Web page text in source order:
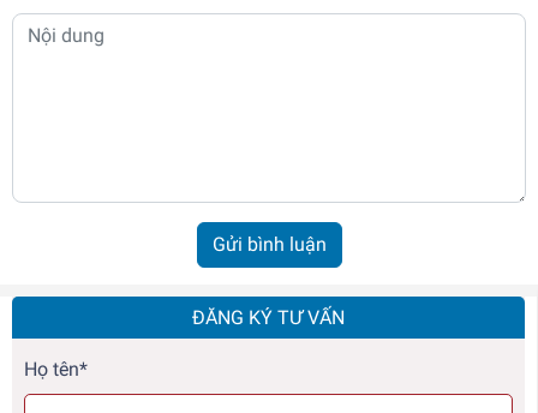
ĐĂNG KÝ TƯ VẤN
Họ tên*
Gửi bình luận